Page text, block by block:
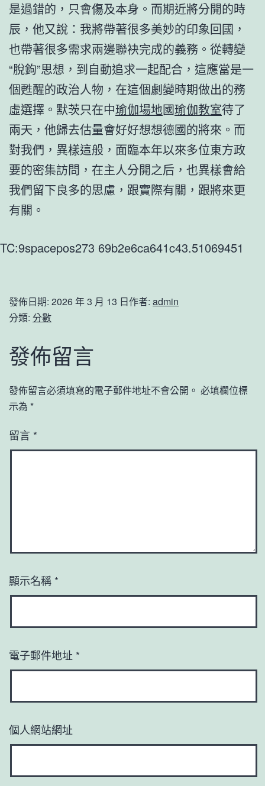
是過錯的，只會傷及本身。而期近將分開的時
辰，他又說：我將帶著很多美妙的印象回國，
也帶著很多需求兩邊聯袂完成的義務。從轉變
“脫鉤”思想，到自動追求一起配合，這應當是一
個甦醒的政治人物，在這個劇變時期做出的務
虛選擇。默茨只在中瑜伽場地國瑜伽教室待了
兩天，他歸去估量會好好想想德國的將來。而
對我們，異樣這般，面臨本年以來多位東方政
要的密集訪問，在主人分開之后，也異樣會給
我們留下良多的思慮，跟實際有關，跟將來更
有關。
TC:9spacepos273 69b2e6ca641c43.51069451
發佈日期: 2026 年 3 月 13 日作者: admin
分類: 分數
發佈留言
發佈留言必須填寫的電子郵件地址不會公開。 必填欄位標
示為 *
留言 *
顯示名稱 *
電子郵件地址 *
個人網站網址